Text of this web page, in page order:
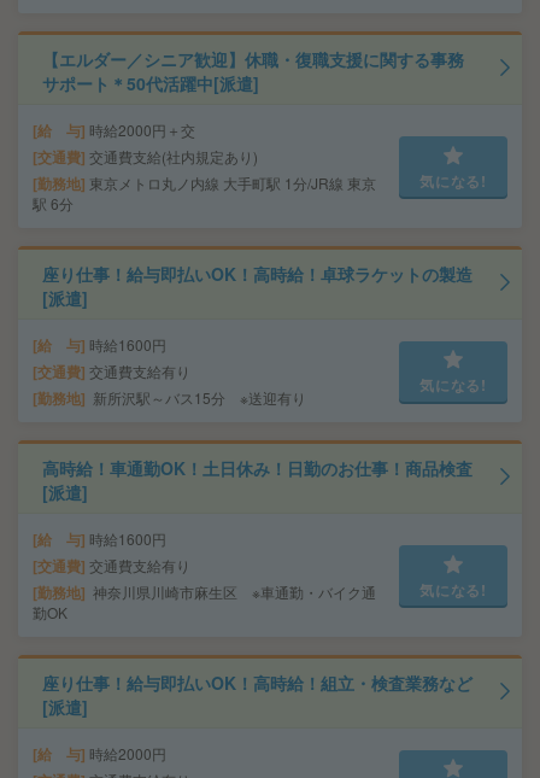
【エルダー／シニア歓迎】休職・復職支援に関する事務
サポート＊50代活躍中[派遣]
給 与 時給2000円＋交
交通費 交通費支給(社内規定あり)
勤務地 東京メトロ丸ノ内線 大手町駅 1分/JR線 東京
駅 6分
気になる!
座り仕事！給与即払いOK！高時給！卓球ラケットの製造
[派遣]
給 与 時給1600円
交通費 交通費支給有り
勤務地 新所沢駅～バス15分 ※送迎有り
気になる!
高時給！車通勤OK！土日休み！日勤のお仕事！商品検査
[派遣]
給 与 時給1600円
交通費 交通費支給有り
勤務地 神奈川県川崎市麻生区 ※車通勤・バイク通
勤OK
気になる!
座り仕事！給与即払いOK！高時給！組立・検査業務など
[派遣]
給 与 時給2000円